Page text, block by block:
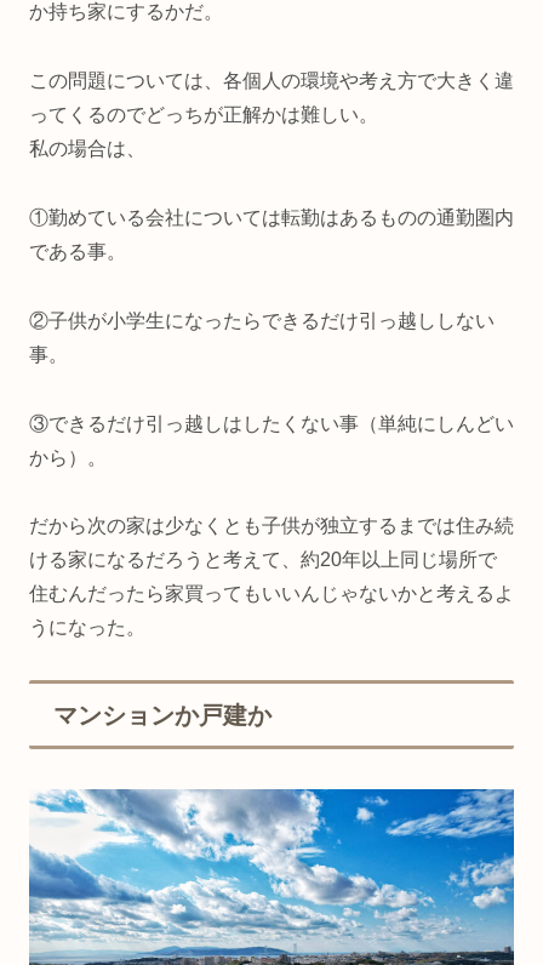
か持ち家にするかだ。
この問題については、各個人の環境や考え方で大きく違
ってくるのでどっちが正解かは難しい。
私の場合は、
①勤めている会社については転勤はあるものの通勤圏内
である事。
②子供が小学生になったらできるだけ引っ越ししない
事。
③できるだけ引っ越しはしたくない事（単純にしんどい
から）。
だから次の家は少なくとも子供が独立するまでは住み続
ける家になるだろうと考えて、約20年以上同じ場所で
住むんだったら家買ってもいいんじゃないかと考えるよ
うになった。
マンションか戸建か